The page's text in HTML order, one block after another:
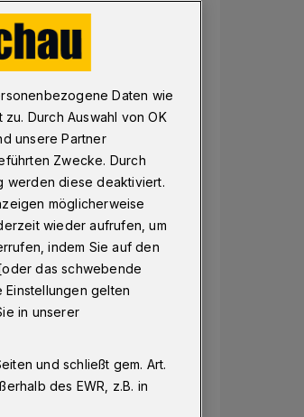
22. September 2019
Daten wie
Durch Auswahl von OK
unsere Partner
Zwecke. Durch
werden diese deaktiviert.
möglicherweise
wieder aufrufen, um
indem Sie auf den
das schwebende
gelten
in unserer
und schließt gem. Art.
des EWR, z.B. in